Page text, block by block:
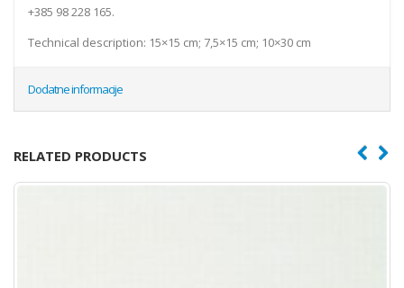
+385 98 228 165.
Technical description: 15×15 cm; 7,5×15 cm; 10×30 cm
Dodatne informacije
RELATED PRODUCTS